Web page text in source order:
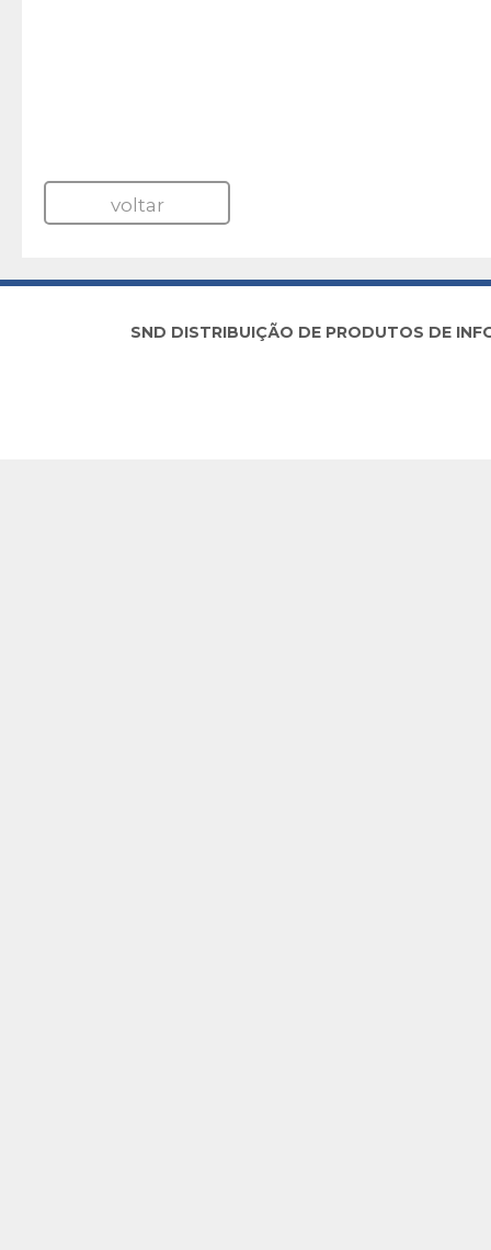
voltar
SND DISTRIBUIÇÃO DE PRODUTOS DE